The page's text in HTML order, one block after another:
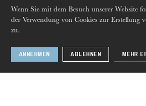
Wenn Sie mit dem Besuch unserer Website
der Verwendung von Cookies zur Erstellung
zu.
ANNEHMEN ABLEHNEN MEHR
Bischheim